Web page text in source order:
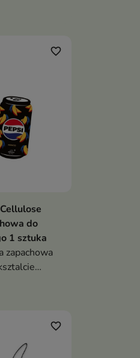
koszyka
favorite_border
do
1 sztuka
zapachowa
favorite_border